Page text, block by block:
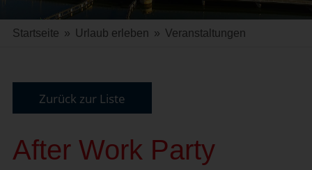
Startseite » Urlaub erleben » Veranstaltungen
Zurück zur Liste
After Work Party